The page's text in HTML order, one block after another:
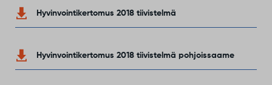
Hyvinvointikertomus 2018 tiivistelmä
Hyvinvointikertomus 2018 tiivistelmä pohjoissaame